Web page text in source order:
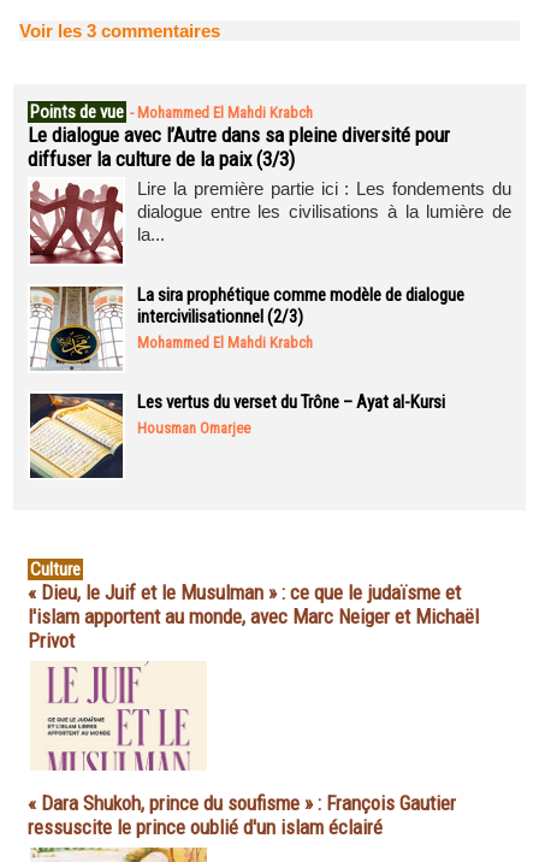
Voir les 3 commentaires
Points de vue - Mohammed El Mahdi Krabch
Le dialogue avec l’Autre dans sa pleine diversité pour
diffuser la culture de la paix (3/3)
Lire la première partie ici : Les fondements du
dialogue entre les civilisations à la lumière de
la...
La sira prophétique comme modèle de dialogue
intercivilisationnel (2/3)
Mohammed El Mahdi Krabch
Les vertus du verset du Trône – Ayat al-Kursi
Housman Omarjee
Culture
« Dieu, le Juif et le Musulman » : ce que le judaïsme et
l'islam apportent au monde, avec Marc Neiger et Michaël
Privot
« Dara Shukoh, prince du soufisme » : François Gautier
ressuscite le prince oublié d'un islam éclairé